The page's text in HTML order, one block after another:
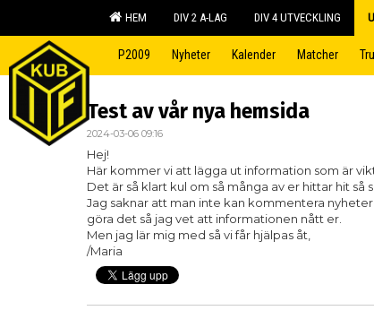
HEM DIV 2 A-LAG DIV 4 UTVECKLING
P2009 Nyheter Kalender Matcher
Test av vår nya hemsida
2024-03-06 09:16
Hej!
Här kommer vi att lägga ut information som är
Det är så klart kul om så många av er hittar hit så
Jag saknar att man inte kan kommentera
göra det så jag vet att informationen nått er.
Men jag lär mig med så vi får hjälpas åt,
/Maria